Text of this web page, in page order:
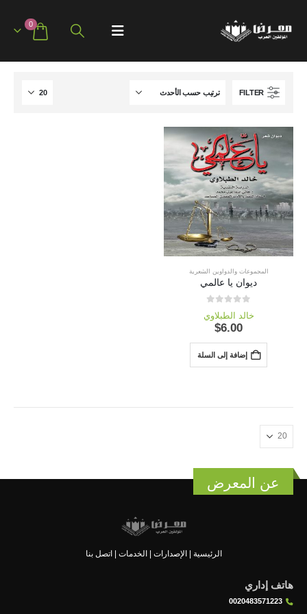
0
FILTER
المجموعات والدواوين الشعرية
ديوان يا عالمي
خالد الطبلاوي
$6.00
إضافة إلى السلة
عن المعرض
الرئيسية الإصدارات الخدمات اتصل بنا
هاتف إداري
0020483571223